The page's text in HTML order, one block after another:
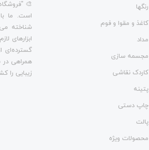
رنگها
کاغذ و مقوا و فوم
مداد
مجسمه سازی
کاردک نقاشی
پتینه
چاپ دستی
پالت
محصولات ویژه
🎨
است. ما
شناخته
ابزارهای
گسترده‌ای
همراهی در
زیبایی را